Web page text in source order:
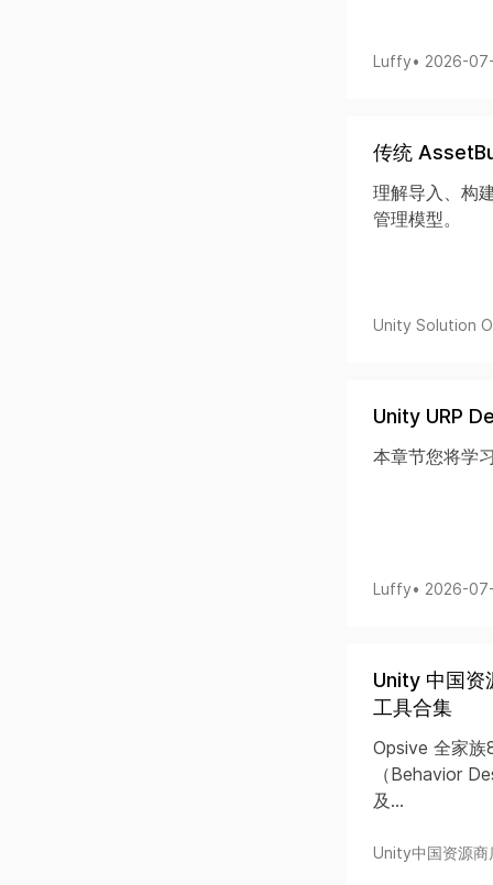
Luffy• 2026-
传统
理解导入、构
管理模型。
Unity Solution
Unity URP
本章节您将学
Luffy• 2026-
Unity 中国
工具合集
Opsive 全家
（Behavior
及...
Unity中国资源商